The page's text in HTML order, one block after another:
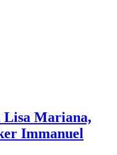
Lisa Mariana,
Immanuel